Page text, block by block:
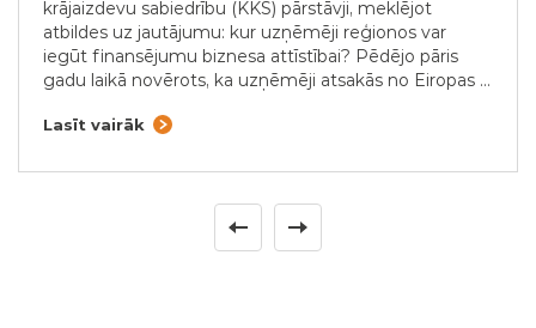
krājaizdevu sabiedrību (KKS) pārstāvji, meklējot
atbildes uz jautājumu: kur uzņēmēji reģionos var
iegūt finansējumu biznesa attīstībai? Pēdējo pāris
gadu laikā novērots, ka uzņēmēji atsakās no Eiropas …
Lasīt vairāk